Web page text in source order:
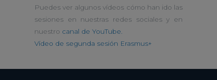
Puedes ver algunos vídeos cómo han ido las
sesiones en nuestras redes sociales y en
nuestro canal de YouTube.
Vídeo de segunda sesión Erasmus+